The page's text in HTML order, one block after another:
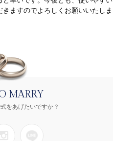
ますのでよろしくお願いいたしま
MARRY
をあげたいですか？